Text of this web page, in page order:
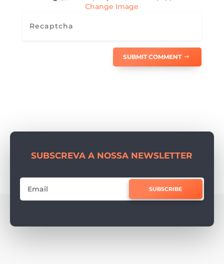
Change Image
SUBMIT COMMENT
SUBSCREVA A NOSSA NEWSLETTER
SUBSCRIBE